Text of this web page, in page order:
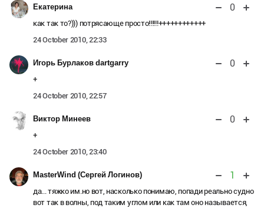
Екатерина 0
как так то?))) потрясающе просто!!!!!!++++++++++++
24 October 2010, 22:33
Игорь Бурлаков dartgarry 0
+
24 October 2010, 22:57
Виктор Минеев 0
+
24 October 2010, 23:40
MasterWind (Сергей Логинов) 1
да... тяжко им.но вот, насколько понимаю, попади реально судно
вот так в волны, под таким углом или как там оно называется,